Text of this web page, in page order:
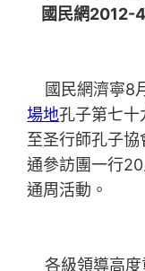
國民網2012-
國民網濟寧8
場地孔子第七十
至圣行師孔子
通參訪團一行
通周活動。
各級領導高度